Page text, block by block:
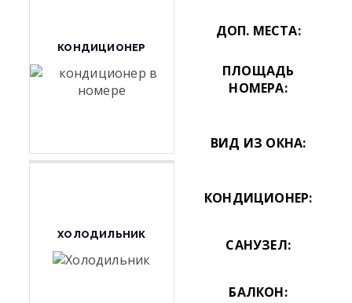
КОНДИЦИОНЕР
ХОЛОДИЛЬНИК
ДОП. МЕСТА:
ПЛОЩАДЬ
НОМЕРА:
ВИД ИЗ ОКНА:
КОНДИЦИОНЕР:
САНУЗЕЛ:
БАЛКОН: